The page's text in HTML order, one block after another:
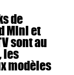
de
Mini et
sont au
les
modèles